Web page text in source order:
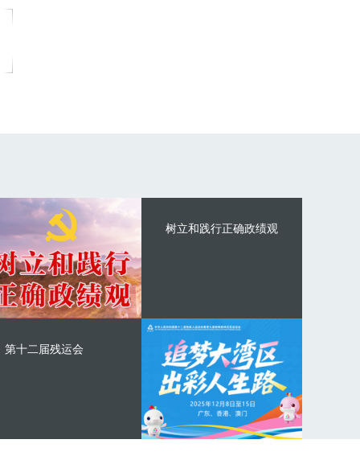
树立和践行正确政绩观
第十二届残运会